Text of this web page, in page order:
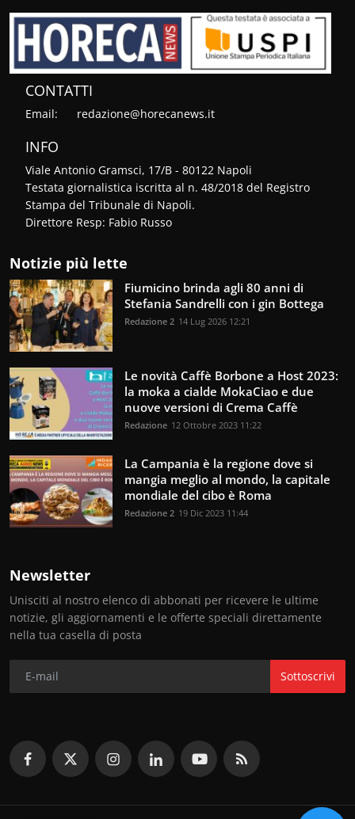
CONTATTI
Email: redazione@horecanews.it
INFO
Viale Antonio Gramsci, 17/B - 80122 Napoli
Testata giornalistica iscritta al n. 48/2018 del Registro
Stampa del Tribunale di Napoli.
Direttore Resp: Fabio Russo
Notizie più lette
Fiumicino brinda agli 80 anni di
Stefania Sandrelli con i gin Bottega
Redazione 2 14 Lug 2026 12:21
Le novità Caffè Borbone a Host 2023:
la moka a cialde MokaCiao e due
nuove versioni di Crema Caffè
Redazione 12 Ottobre 2023 11:22
La Campania è la regione dove si
mangia meglio al mondo, la capitale
mondiale del cibo è Roma
Redazione 2 19 Dic 2023 11:44
Newsletter
Unisciti al nostro elenco di abbonati per ricevere le ultime
notizie, gli aggiornamenti e le offerte speciali direttamente
nella tua casella di posta
Sottoscrivi